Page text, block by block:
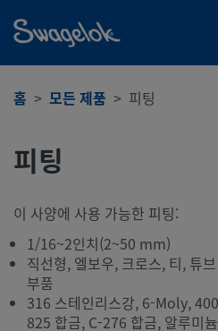
홈 모든 제품 피팅
피팅
이 사양에 사용 가능한 피팅:
1/16~2인치(2~50 mm)
직선형, 엘보우, 크로스, 티, 튜
부품
316 스테인리스강, 6-Moly,
825 합금, C-276 합금, 알루미